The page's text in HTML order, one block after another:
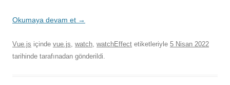
Okumaya devam et →
Vue.js içinde vue.js, watch, watchEffect etiketleriyle 5 Nisan 2022
tarihinde tarafınadan gönderildi.